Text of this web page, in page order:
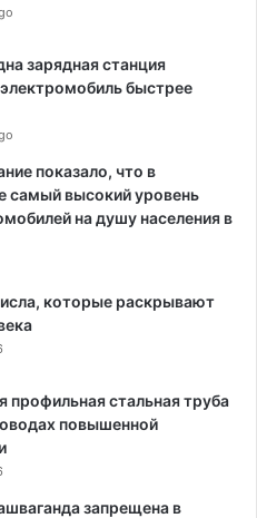
зарядная станция
быстрее
показало, что в
самый высокий уровень
на душу населения в
которые раскрывают
профильная стальная труба
повышенной
запрещена в